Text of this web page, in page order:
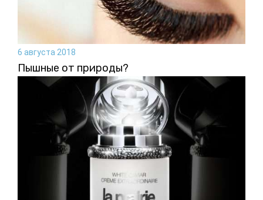
6 августа 2018
Пышные от природы?